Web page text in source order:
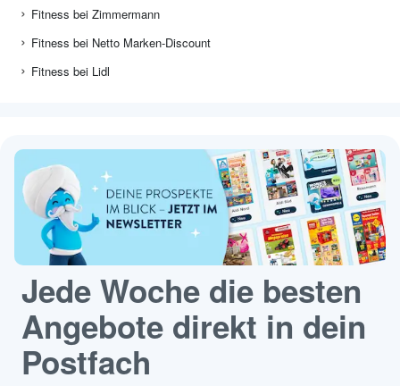
Fitness bei Zimmermann
Fitness bei Netto Marken-Discount
Fitness bei Lidl
Jede Woche die besten
Angebote direkt in dein
Postfach